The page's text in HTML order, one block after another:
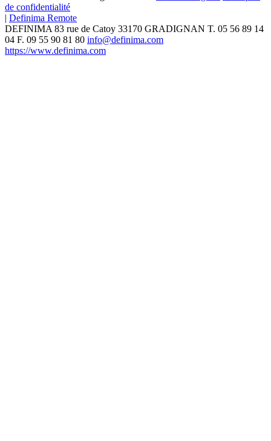
de confidentialité
| Definima Remote
DEFINIMA 83 rue de Catoy 33170 GRADIGNAN T. 05 56 89 14
04 F. 09 55 90 81 80 info@definima.com
https://www.definima.com